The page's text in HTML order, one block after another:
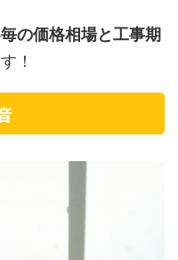
の価格相場と工事期
！